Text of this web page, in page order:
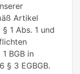
Artikel
1 Abs. 1 und
BGB in
§ 3 EGBGB.